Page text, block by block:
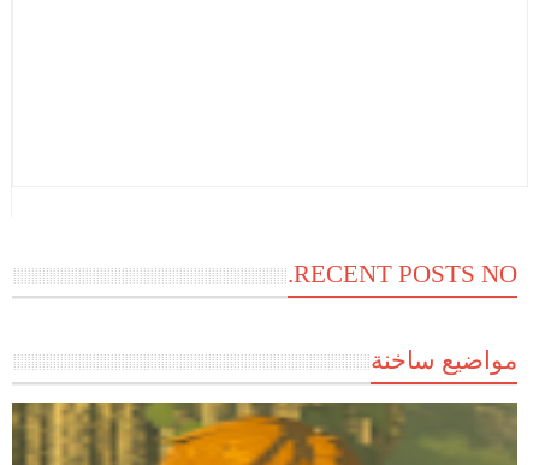
RECENT POSTS NO.
مواضيع ساخنة